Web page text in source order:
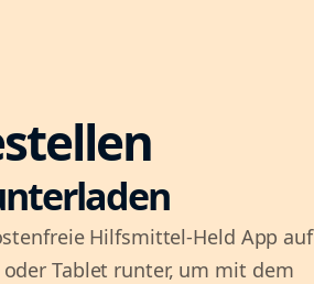
Hilfsmittel-Held App auf
Tablet runter, um mit dem